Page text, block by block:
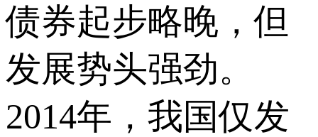
债券起步略晚，但
发展势头强劲。
2014年，我国仅发